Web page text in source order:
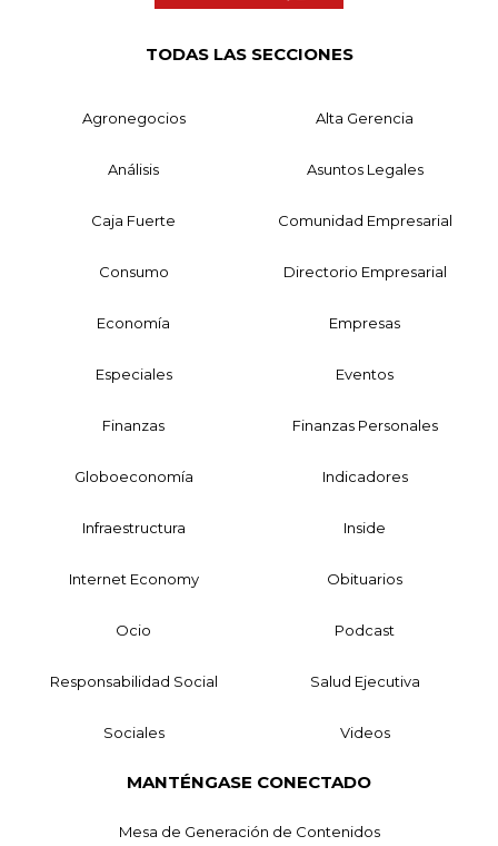
TODAS LAS SECCIONES
Agronegocios Alta Gerencia
Análisis Asuntos Legales
Caja Fuerte Comunidad Empresarial
Consumo Directorio Empresarial
Economía Empresas
Especiales Eventos
Finanzas Finanzas Personales
Globoeconomía Indicadores
Infraestructura Inside
Internet Economy Obituarios
Ocio Podcast
Responsabilidad Social Salud Ejecutiva
Sociales Videos
MANTÉNGASE CONECTADO
Mesa de Generación de Contenidos